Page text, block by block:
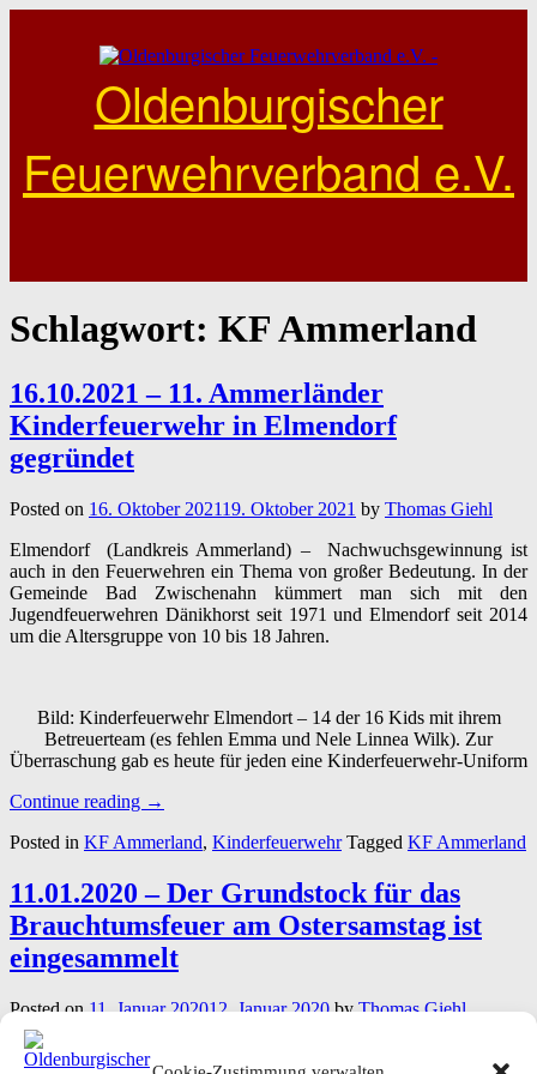
Oldenburgischer
Feuerwehrverband e.V.
Schlagwort: KF Ammerland
16.10.2021 – 11. Ammerländer
Kinderfeuerwehr in Elmendorf
gegründet
Posted on 16. Oktober 202119. Oktober 2021 by Thomas Giehl
Elmendorf (Landkreis Ammerland) – Nachwuchsgewinnung ist
auch in den Feuerwehren ein Thema von großer Bedeutung. In der
Gemeinde Bad Zwischenahn kümmert man sich mit den
Jugendfeuerwehren Dänikhorst seit 1971 und Elmendorf seit 2014
um die Altersgruppe von 10 bis 18 Jahren.
Bild: Kinderfeuerwehr Elmendort – 14 der 16 Kids mit ihrem
Betreuerteam (es fehlen Emma und Nele Linnea Wilk). Zur
Überraschung gab es heute für jeden eine Kinderfeuerwehr-Uniform
Continue reading “16.10.2021
11.
Kinderfeuerwehr
in
Elmendorf
gegründet”
→
Posted in KF Ammerland, Kinderfeuerwehr Tagged KF Ammerland
11.01.2020 – Der Grundstock für das
Brauchtumsfeuer am Ostersamstag ist
eingesammelt
Posted on11. Januar 202012. Januar 2020byThomas Giehl
Wiefelstede (LK Ammerland) – Eine starke Gemeinschaft! Die